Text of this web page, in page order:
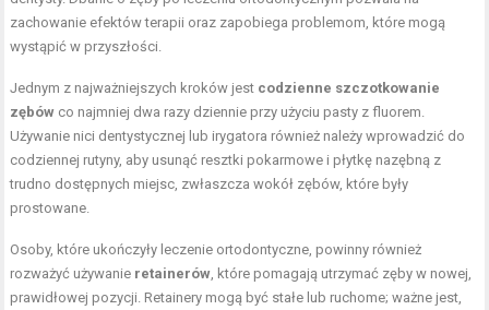
zachowanie efektów terapii oraz zapobiega problemom, które mogą
wystąpić w przyszłości.
Jednym z najważniejszych kroków jest codzienne szczotkowanie
zębów co najmniej dwa razy dziennie przy użyciu pasty z fluorem.
Używanie nici dentystycznej lub irygatora również należy wprowadzić do
codziennej rutyny, aby usunąć resztki pokarmowe i płytkę nazębną z
trudno dostępnych miejsc, zwłaszcza wokół zębów, które były
prostowane.
Osoby, które ukończyły leczenie ortodontyczne, powinny również
rozważyć używanie retainerów , które pomagają utrzymać zęby w nowej,
prawidłowej pozycji. Retainery mogą być stałe lub ruchome; ważne jest,